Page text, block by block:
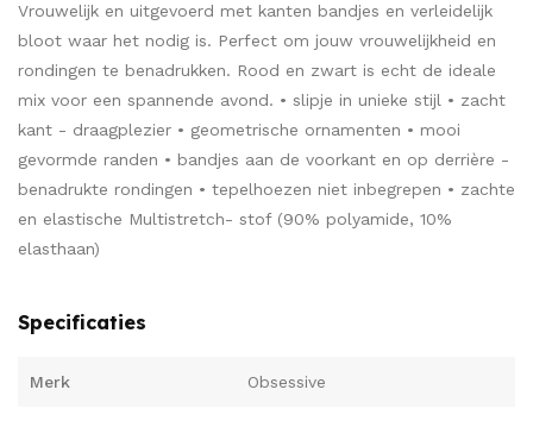
Vrouwelijk en uitgevoerd met kanten bandjes en verleidelijk
bloot waar het nodig is. Perfect om jouw vrouwelijkheid en
rondingen te benadrukken. Rood en zwart is echt de ideale
mix voor een spannende avond. • slipje in unieke stijl • zacht
kant - draagplezier • geometrische ornamenten • mooi
gevormde randen • bandjes aan de voorkant en op derrière -
benadrukte rondingen • tepelhoezen niet inbegrepen • zachte
en elastische Multistretch- stof (90% polyamide, 10%
elasthaan)
Specificaties
Merk Obsessive